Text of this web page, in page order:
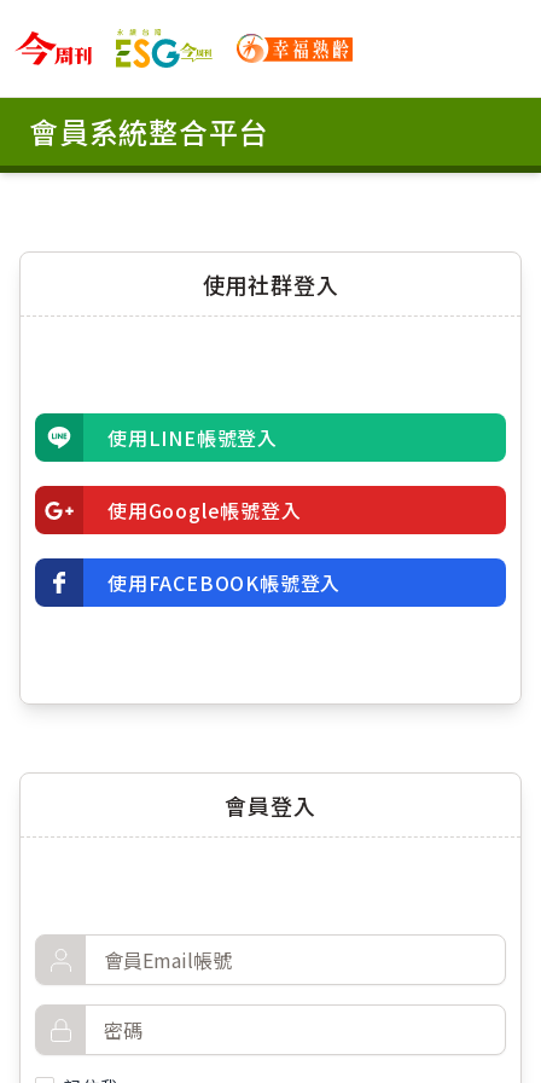
今周刊 LogoESG 永續台灣 Logo幸福熟齡 Logo
會員系統整合平台
使用社群登入
使用LINE帳號登入
使用Google帳號登入
使用FACEBOOK帳號登入
會員登入